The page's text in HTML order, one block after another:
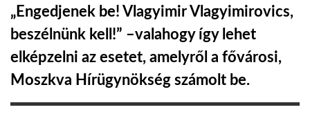
LINKTR.EE
GLOBOZSARU
DOBRAVERO.HU
„Engedjenek be! Vlagyimir Vlagyimirovics,
beszélnünk kell!” –valahogy így lehet
elképzelni az esetet, amelyről a fővárosi,
Moszkva Hírügynökség számolt be.